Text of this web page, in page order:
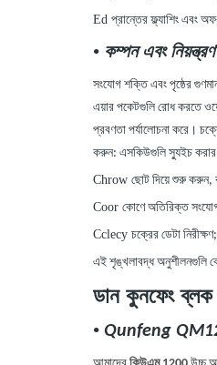
Ed প্রান্তের ফ্ল্যাশিং এবং
• কম্পন এবং
সংযোগ শক্তি এবং পৃষ্ঠের
এয়ার পকেটগুলি রোধ করতে
প্রবণতা পর্যালোচনা করে।
করুন: এসকিউগুলি স্যুইচ করার
Chrow ছোট দিয়ে শুরু করুন,
Coor কোণে অতিরিক্ত
Cclecy চক্রের ডেটা
এই শৃঙ্খলাবদ্ধ অনুশীলনগুলি
ডান কুনফেং ব্লক
• Qunfeng